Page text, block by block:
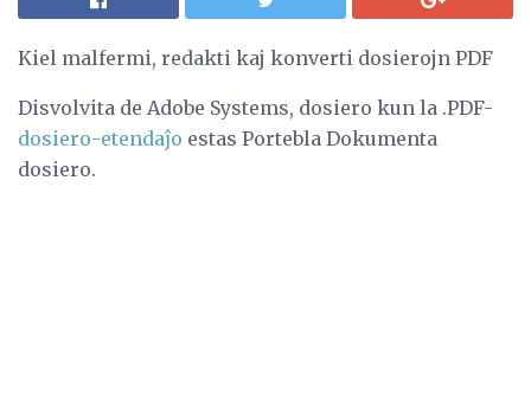
Kiel malfermi, redakti kaj konverti dosierojn PDF
Disvolvita de Adobe Systems, dosiero kun la .PDF-
dosiero-etendaĵo estas Portebla Dokumenta
dosiero.